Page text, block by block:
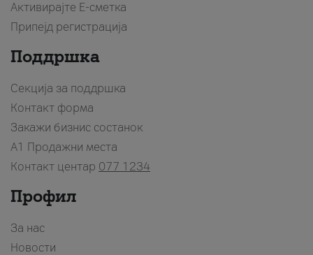
Активирајте Е-сметка
Припејд регистрација
Поддршка
Секција за поддршка
Контакт форма
Закажи бизнис состанок
A1 Продажни места
Контакт центар 077 1234
Профил
За нас
Новости